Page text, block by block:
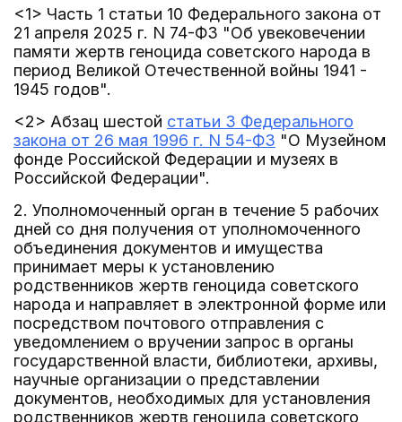
<1> Часть 1 статьи 10 Федерального закона от
21 апреля 2025 г. N 74-ФЗ "Об увековечении
памяти жертв геноцида советского народа в
период Великой Отечественной войны 1941 -
1945 годов".
<2> Абзац шестой статьи 3 Федерального
закона от 26 мая 1996 г. N 54-ФЗ "О Музейном
фонде Российской Федерации и музеях в
Российской Федерации".
2. Уполномоченный орган в течение 5 рабочих
дней со дня получения от уполномоченного
объединения документов и имущества
принимает меры к установлению
родственников жертв геноцида советского
народа и направляет в электронной форме или
посредством почтового отправления с
уведомлением о вручении запрос в органы
государственной власти, библиотеки, архивы,
научные организации о представлении
документов, необходимых для установления
родственников жертв геноцида советского